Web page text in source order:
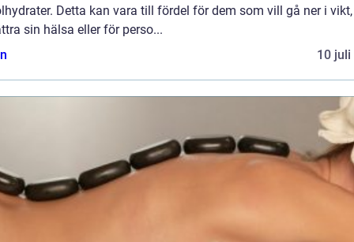
Detta kan vara till fördel för dem som vill gå ner i vikt,
sin hälsa eller för perso...
10 juli